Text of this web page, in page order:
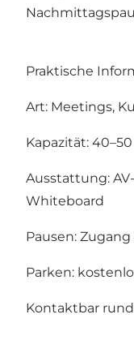
Praktische
Art: Meetings,
Kapazität:
Ausstattung:
Whiteboard
Pausen:
Parken:
Kontaktbar